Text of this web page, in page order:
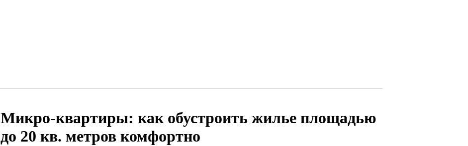
Микро-квартиры: как обустроить жилье площадью
до 20 кв. метров комфортно